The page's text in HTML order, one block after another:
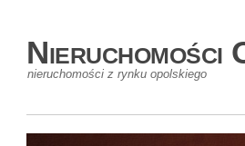
Nieruchomości
nieruchomości z rynku opolskiego